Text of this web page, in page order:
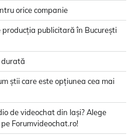
orice companie
publicitară în București
durată
știi care este opțiunea cea mai
de videochat din Iași? Alege
Forumvideochat.ro!